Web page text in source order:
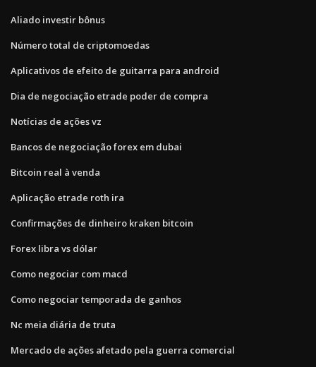
Aliado investir bônus
Número total de criptomoedas
Aplicativos de efeito de guitarra para android
Dia de negociação etrade poder de compra
Notícias de ações vz
Bancos de negociação forex em dubai
Bitcoin real à venda
Aplicação etrade roth ira
Confirmações de dinheiro kraken bitcoin
Forex libra vs dólar
Como negociar com macd
Como negociar temporada de ganhos
Nc meia diária de truta
Mercado de ações afetado pela guerra comercial